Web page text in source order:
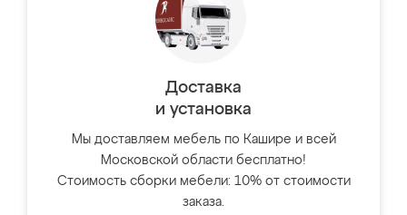
Доставка
и установка
Мы доставляем мебель по Кашире и всей
Московской области бесплатно!
Стоимость сборки мебели: 10% от стоимости
заказа.